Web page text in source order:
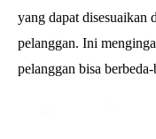
yang dapat disesuaikan
pelanggan. Ini
pelanggan bisa berbeda-